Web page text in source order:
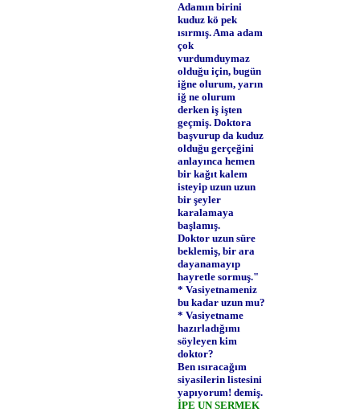
Adamın birini
kuduz kö­ pek
ısırmış. Ama adam
çok
vurdumduymaz
olduğu için, bugün
iğne olurum, yarın
iğ­ ne olurum
derken iş işten
geçmiş. Doktora
başvurup da kuduz
olduğu gerçeğini
anlayınca hemen
bir kağıt kalem
isteyip uzun uzun
bir şeyler
karalamaya
başlamış.
Doktor uzun süre
beklemiş, bir ara
dayanamayıp
hayretle sormuş."
* Vasiyetnameniz
bu kadar uzun mu?
* Vasiyetname
hazırladığımı
söyleyen kim
doktor?
Ben ısıracağım
siyasilerin listesini
yapıyorum! demiş.
İPE UN SERMEK